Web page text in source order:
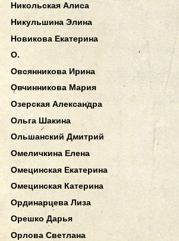
Никольская Алиса
Никульшина Элина
Новикова Екатерина
О.
Овсянникова Ирина
Овчинникова Мария
Озерская Александра
Ольга Шакина
Ольшанский Дмитрий
Омеличкина Елена
Омецинская Екатерина
Омецинская Катерина
Ординарцева Лиза
Орешко Дарья
Орлова Светлана